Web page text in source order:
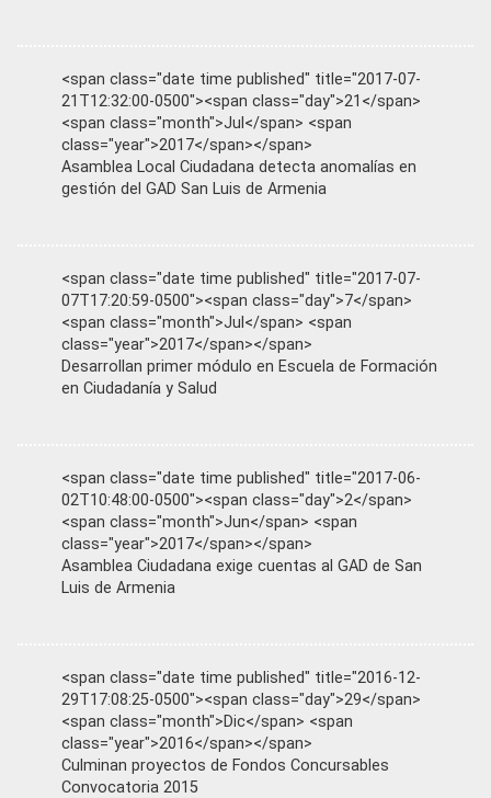
<span class="date time published" title="2017-07-
21T12:32:00-0500"><span class="day">21</span>
<span class="month">Jul</span> <span
class="year">2017</span></span>
Asamblea Local Ciudadana detecta anomalías en
gestión del GAD San Luis de Armenia
<span class="date time published" title="2017-07-
07T17:20:59-0500"><span class="day">7</span>
<span class="month">Jul</span> <span
class="year">2017</span></span>
Desarrollan primer módulo en Escuela de Formación
en Ciudadanía y Salud
<span class="date time published" title="2017-06-
02T10:48:00-0500"><span class="day">2</span>
<span class="month">Jun</span> <span
class="year">2017</span></span>
Asamblea Ciudadana exige cuentas al GAD de San
Luis de Armenia
<span class="date time published" title="2016-12-
29T17:08:25-0500"><span class="day">29</span>
<span class="month">Dic</span> <span
class="year">2016</span></span>
Culminan proyectos de Fondos Concursables
Convocatoria 2015